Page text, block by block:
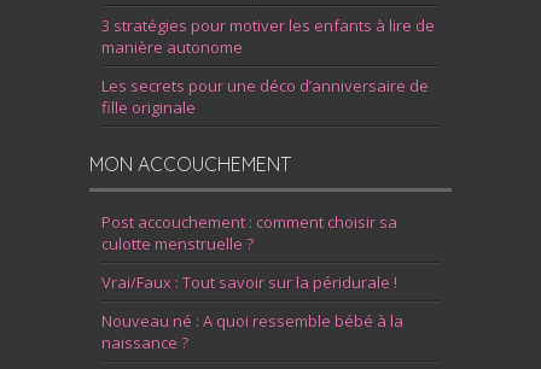
3 stratégies pour motiver les enfants à lire de
manière autonome
Les secrets pour une déco d’anniversaire de
fille originale
MON ACCOUCHEMENT
Post accouchement : comment choisir sa
culotte menstruelle ?
Vrai/Faux : Tout savoir sur la péridurale !
Nouveau né : A quoi ressemble bébé à la
naissance ?